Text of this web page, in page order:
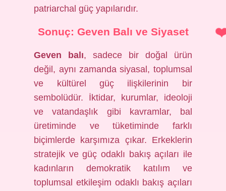
patriarchal güç yapılarıdır.
Sonuç: Geven Balı ve Siyaset
Geven balı, sadece bir doğal ürün
değil, aynı zamanda siyasal, toplumsal
ve kültürel güç ilişkilerinin bir
sembolüdür. İktidar, kurumlar, ideoloji
ve vatandaşlık gibi kavramlar, bal
üretiminde ve tüketiminde farklı
biçimlerde karşımıza çıkar. Erkeklerin
stratejik ve güç odaklı bakış açıları ile
kadınların demokratik katılım ve
toplumsal etkileşim odaklı bakış açıları